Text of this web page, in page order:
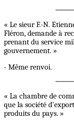
« Le sieur F.-N.
Fléron, demande à
prenant du service
gouvernement. »
- Même renvoi.
« La chambre de
que la société
produits du pays. »